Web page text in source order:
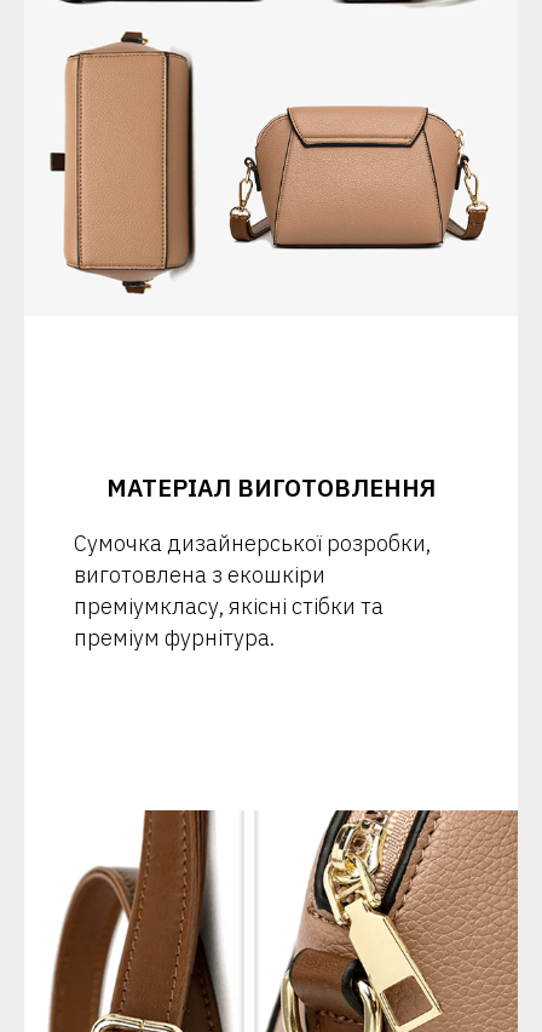
МАТЕРІАЛ ВИГОТОВЛЕННЯ
Сумочка дизайнерської розробки,
виготовлена з екошкіри
преміумкласу, якісні стібки та
преміум фурнітура.